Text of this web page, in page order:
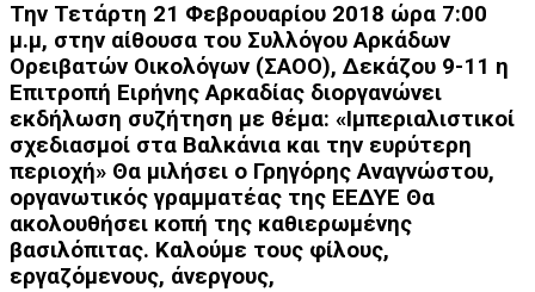
Την Τετάρτη 21 Φεβρουαρίου 2018 ώρα 7:00
μ.μ, στην αίθουσα του Συλλόγου Αρκάδων
Ορειβατών Οικολόγων (ΣΑΟΟ), Δεκάζου 9-11 η
Επιτροπή Ειρήνης Αρκαδίας διοργανώνει
εκδήλωση συζήτηση με θέμα: «Ιμπεριαλιστικοί
σχεδιασμοί στα Βαλκάνια και την ευρύτερη
περιοχή» Θα μιλήσει o Γρηγόρης Αναγνώστου,
οργανωτικός γραμματέας της ΕΕΔΥΕ Θα
ακολουθήσει κοπή της καθιερωμένης
βασιλόπιτας. Καλούμε τους φίλους,
εργαζόμενους, άνεργους,